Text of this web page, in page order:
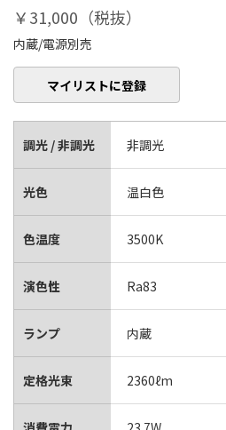
￥31,000（税抜）
内蔵/電源別売
マイリストに登録
調光 / 非調光 非調光
光色 温白色
色温度 3500K
演色性 Ra83
ランプ 内蔵
定格光束 2360ℓm